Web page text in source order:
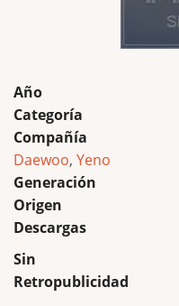
Año
Categoría
Compañía
Daewoo, Yeno
Generación
Origen
Descargas
Sin
Retropublicidad